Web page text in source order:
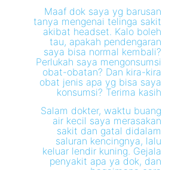
Maaf dok saya yg barusan
tanya mengenai telinga sakit
akibat headset. Kalo boleh
tau, apakah pendengaran
saya bisa normal kembali?
Perlukah saya mengonsumsi
obat-obatan? Dan kira-kira
obat jenis apa yg bisa saya
konsumsi? Terima kasih
Salam dokter, waktu buang
air kecil saya merasakan
sakit dan gatal didalam
saluran kencingnya, lalu
keluar lendir kuning. Gejala
penyakit apa ya dok, dan